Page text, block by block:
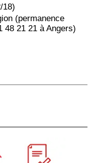
18)
(permanence
48 21 21 à Angers)